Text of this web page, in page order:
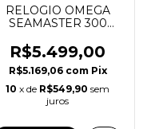
RELOGIO OMEGA
SEAMASTER 300
PULSEIRAS
R$5.499,00
R$5.169,06 com Pix
10 x de R$549,90 sem
juros